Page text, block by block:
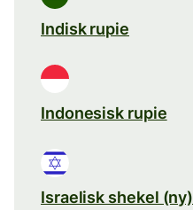
Indisk rupie
Indonesisk rupie
Israelisk shekel (ny)